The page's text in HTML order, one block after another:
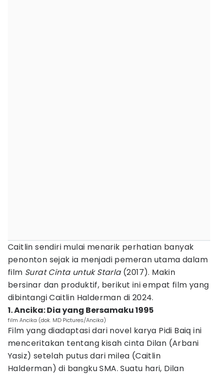
Caitlin sendiri mulai menarik perhatian banyak
penonton sejak ia menjadi pemeran utama dalam
film Surat Cinta untuk Starla(2017). Makin
bersinar dan produktif, berikut ini empat film yang
dibintangi Caitlin Halderman di 2024.
1. Ancika: Dia yang Bersamaku 1995
film Ancika (dok. MD Pictures/Ancika)
Film yang diadaptasi dari novel karya Pidi Baiq ini
menceritakan tentang kisah cinta Dilan (Arbani
Yasiz) setelah putus dari milea (Caitlin
Halderman) di bangku SMA. Suatu hari, Dilan